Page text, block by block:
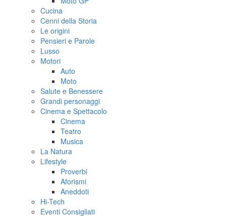
Cucina
Cenni della Storia
Le origini
Pensieri e Parole
Lusso
Motori
Auto
Moto
Salute e Benessere
Grandi personaggi
Cinema e Spettacolo
Cinema
Teatro
Musica
La Natura
Lifestyle
Proverbi
Aforismi
Aneddoti
Hi-Tech
Eventi Consigliati